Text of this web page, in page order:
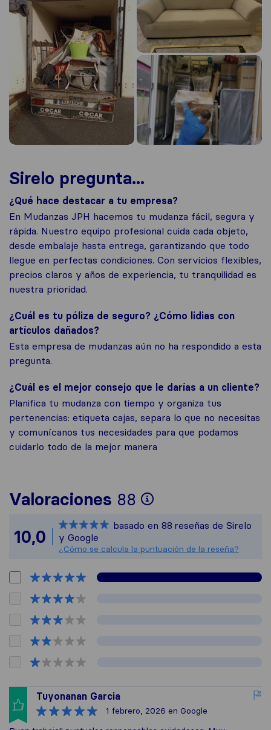
Sirelo pregunta...
¿Qué hace destacar a tu empresa?
En Mudanzas JPH hacemos tu mudanza fácil, segura y
rápida. Nuestro equipo profesional cuida cada objeto,
desde embalaje hasta entrega, garantizando que todo
llegue en perfectas condiciones. Con servicios flexibles,
precios claros y años de experiencia, tu tranquilidad es
nuestra prioridad.
¿Cuál es tu póliza de seguro? ¿Cómo lidias con
artículos dañados?
Esta empresa de mudanzas aún no ha respondido a esta
pregunta.
¿Cuál es el mejor consejo que le darías a un cliente?
Planifica tu mudanza con tiempo y organiza tus
pertenencias: etiqueta cajas, separa lo que no necesitas
y comunícanos tus necesidades para que podamos
cuidarlo todo de la mejor manera
Valoraciones 88
Para ofrecerte
Todas las
10,0
basado en 88 reseñas de Sirelo
y Google
¿Cómo se calcula la puntuación de la reseña?
Tuyonanan Garcia
1 febrero, 2026 en Google